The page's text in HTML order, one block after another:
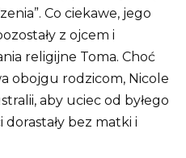
Co ciekawe, jego
z ojcem i
religijne Toma. Choć
obojgu rodzicom, Nicole
aby uciec od byłego
bez matki i